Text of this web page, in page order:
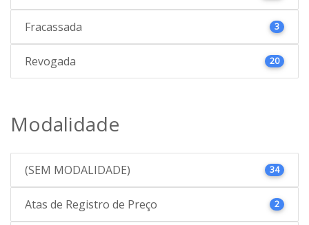
Fracassada 3
Revogada 20
Modalidade
(SEM MODALIDADE) 34
Atas de Registro de Preço 2